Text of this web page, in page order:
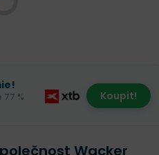
77 %
Koupit!
Wacker